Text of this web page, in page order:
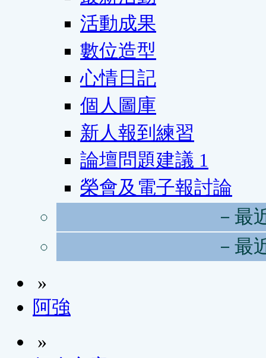
活動成果
數位造型
心情日記
個人圖庫
新人報到練習
論壇問題建議 1
榮會及電子報討論
－最
－最
»
阿強
»